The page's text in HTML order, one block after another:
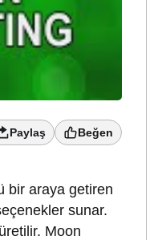
Paylaş Beğen
bir araya getiren
sunar.
Moon